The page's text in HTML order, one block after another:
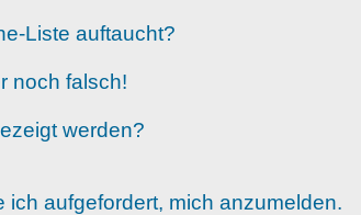
Liste auftaucht?
noch falsch!
werden?
aufgefordert, mich anzumelden.